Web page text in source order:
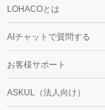
LOHACOとは
AIチャットで質問する
お客様サポート
ASKUL（法人向け）